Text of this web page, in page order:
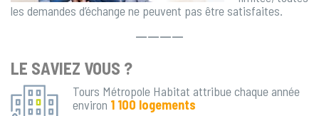
les demandes d’échange ne peuvent pas être satisfaites.
————
LE SAVIEZ VOUS ?
Tours Métropole Habitat attribue chaque année
environ 1 100 logements